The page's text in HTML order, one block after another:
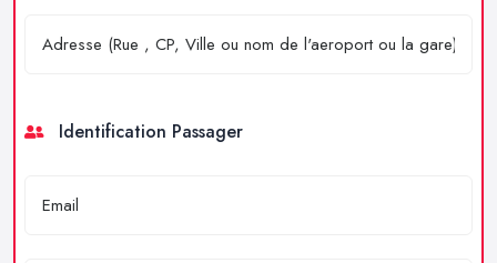
Identification Passager